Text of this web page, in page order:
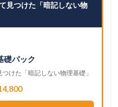
見つけた「暗記しない物
礎パック
けた「暗記しない物理基礎」